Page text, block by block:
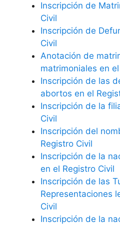
Inscripción de
Civil
Inscripción de
Civil
Anotación de
matrimoniales en
Inscripción de las
abortos en el
Inscripción de la
Civil
Inscripción del
Registro Civil
Inscripción de la
en el Registro Civil
Inscripción de las
Representaciones
Civil
Inscripción de la